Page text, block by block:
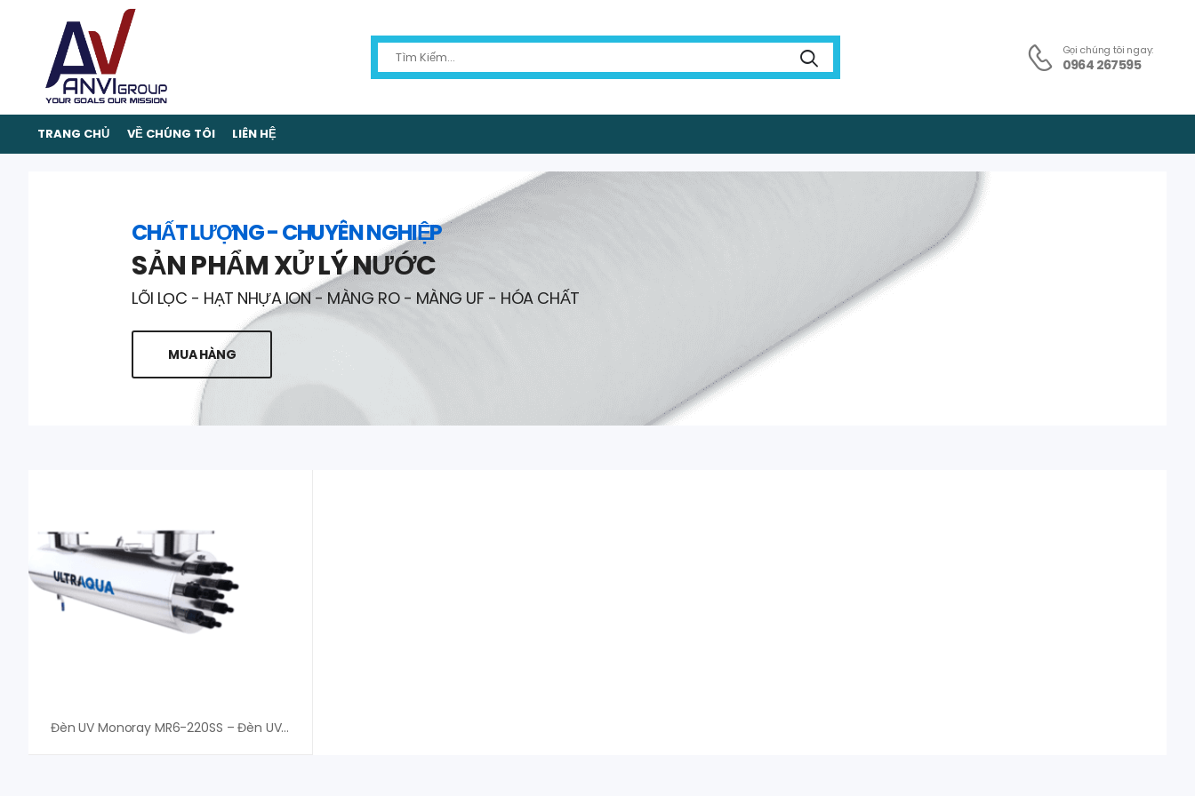
Gọi chúng tôi ngay:
0964 267595
TRANG CHỦ VỀ CHÚNG TÔI LIÊN HỆ
CHẤT LƯỢNG - CHUYÊN NGHIỆP
SẢN PHẨM XỬ LÝ NƯỚC
LÕI LỌC - HẠT NHỰA ION - MÀNG RO - MÀNG UF - HÓA CHẤT
MUA HÀNG
Đèn UV Monoray MR6-220SS – Đèn UV Ultraaqua